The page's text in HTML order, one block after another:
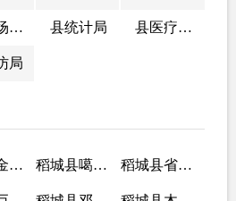
县市场监督管理局 县统计局 县医疗保障局
局
稻城县金珠镇人民政府 稻城县噶通镇人民政府 稻城县省母乡人民政府